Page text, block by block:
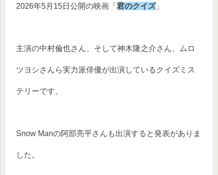
2026年5月15日公開の映画「 君のクイズ」
主演の中村倫也さん、そして神木隆之介さん、ムロ
ツヨシさんら実力派俳優が出演しているクイズミス
テリーです。
Snow Manの阿部亮平さんも出演すると発表がありま
した。